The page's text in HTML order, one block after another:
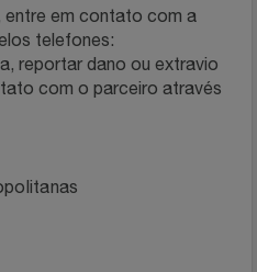
entre em contato com a
telefones:
reportar dano ou extravio
com o parceiro através